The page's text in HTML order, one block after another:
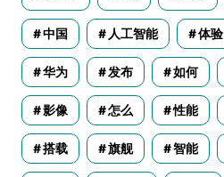
中国 人工智能 体验
华为 发布 如何
影像 怎么 性能
搭载 旗舰 智能